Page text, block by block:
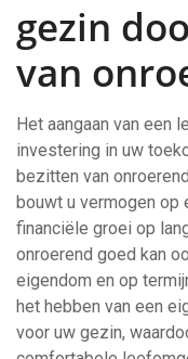
gezin
van
Het aangaan van een
investering in uw
bezitten van
bouwt u vermogen op
financiële groei op
onroerend goed kan
eigendom en op
het hebben van een
voor uw gezin,